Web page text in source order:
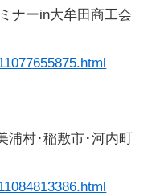
ナーin大牟田商工会
村･稲敷市･河内町